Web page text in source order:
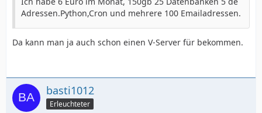
Adressen.Python,Cron und mehrere 100 Emailadressen.
Da kann man ja auch schon einen V-Server für bekommen.
basti1012
Erleuchteter